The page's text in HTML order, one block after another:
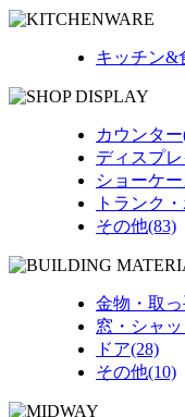
キッチン&
カウンター
ディスプ
ショーケ
トランク
その他(83)
金物・取っ
窓・シャ
ドア(28)
その他(10)